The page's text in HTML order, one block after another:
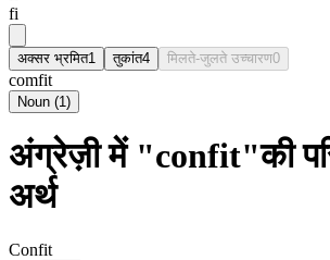
fi
अक्सर भ्रमित1 तुकांत4 मिलते-जुलते उच्चारण0
comfit
Noun (1)
अंग्रेज़ी में "confit"की
अर्थ
Confit